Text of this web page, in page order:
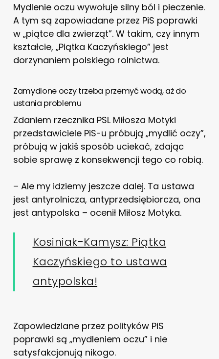
Mydlenie oczu wywołuje silny ból i pieczenie.
A tym są zapowiadane przez PiS poprawki
w „piątce dla zwierząt”. W takim, czy innym
kształcie, „Piątka Kaczyńskiego” jest
dorzynaniem polskiego rolnictwa.
Zamydlone oczy trzeba przemyć wodą, aż do
ustania problemu
Zdaniem rzecznika PSL Miłosza Motyki
przedstawiciele PiS-u próbują „mydlić oczy”,
próbują w jakiś sposób uciekać, zdając
sobie sprawę z konsekwencji tego co robią.
– Ale my idziemy jeszcze dalej. Ta ustawa
jest antyrolnicza, antyprzedsiębiorcza, ona
jest antypolska – ocenił Miłosz Motyka.
Kosiniak-Kamysz: Piątka
Kaczyńskiego to ustawa
antypolska!
Zapowiedziane przez polityków PiS
poprawki są „mydleniem oczu” i nie
satysfakcjonują nikogo.